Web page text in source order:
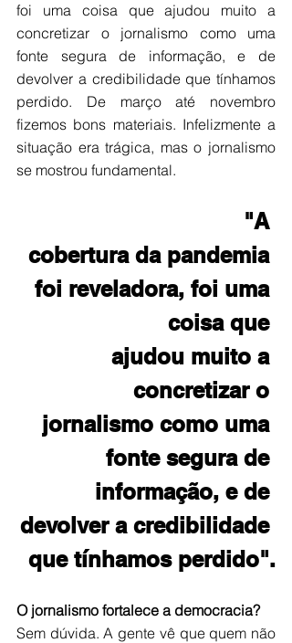
foi uma coisa que ajudou muito a
concretizar o jornalismo como uma
fonte segura de informação, e de
devolver a credibilidade que tínhamos
perdido. De março até novembro
fizemos bons materiais. Infelizmente a
situação era trágica, mas o jornalismo
se mostrou fundamental.
cobertura da pandemia
foi reveladora, foi uma
coisa que
concretizar o
jornalismo como uma
fonte segura de
informação, e de
devolver a credibilidade
que tínhamos perdido".
O jornalismo fortalece a democracia?
Sem dúvida. A gente vê que quem não